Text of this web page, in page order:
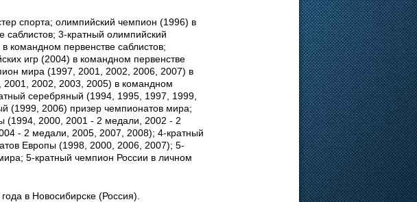
спорта; олимпийский чемпион (1996) в
саблистов; 3-кратный олимпийский
командном первенстве саблистов;
игр (2004) в командном первенстве
мира (1997, 2001, 2002, 2006, 2007) в
2001, 2002, 2003, 2005) в командном
серебряный (1994, 1995, 1997, 1999,
(1999, 2006) призер чемпионатов мира;
(1994, 2000, 2001 - 2 медали, 2002 - 2
- 2 медали, 2005, 2007, 2008); 4-кратный
Европы (1998, 2000, 2006, 2007); 5-
5-кратный чемпион России в личном
в Новосибирске (Россия).